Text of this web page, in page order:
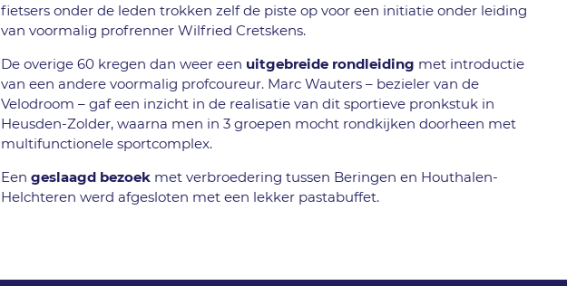
fietsers onder de leden trokken zelf de piste op voor een initiatie onder leiding
van voormalig profrenner Wilfried Cretskens.
De overige 60 kregen dan weer een uitgebreide rondleiding met introductie
van een andere voormalig profcoureur. Marc Wauters – bezieler van de
Velodroom – gaf een inzicht in de realisatie van dit sportieve pronkstuk in
Heusden-Zolder, waarna men in 3 groepen mocht rondkijken doorheen met
multifunctionele sportcomplex.
Een geslaagd bezoek met verbroedering tussen Beringen en Houthalen-
Helchteren werd afgesloten met een lekker pastabuffet.